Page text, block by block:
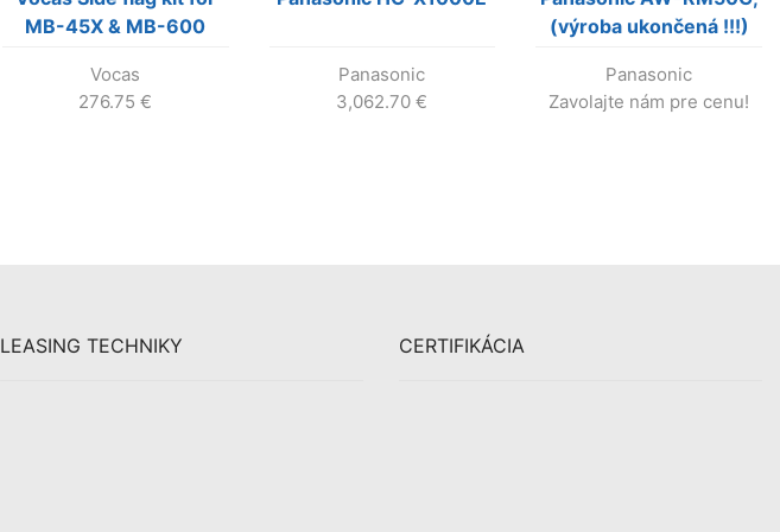
MB-45X & MB-600
Vocas
276.75€
Panasonic
3,062.70€
(výroba ukončená !!!)
Panasonic
Zavolajte nám pre cenu!
LEASING TECHNIKY CERTIFIKÁCIA